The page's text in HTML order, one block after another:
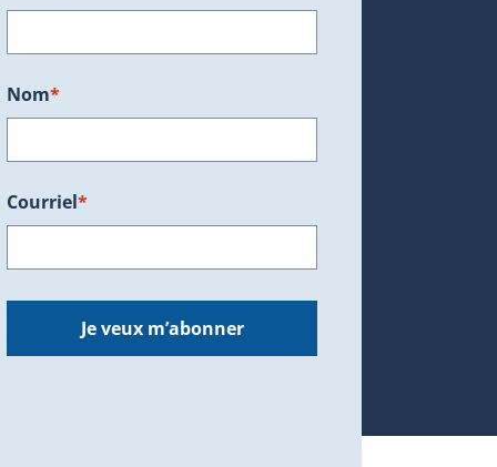
une nouvelle fenêtre.)
une nouvelle fenêtre.)
Nom*
Courriel*
Je veux m’abonner